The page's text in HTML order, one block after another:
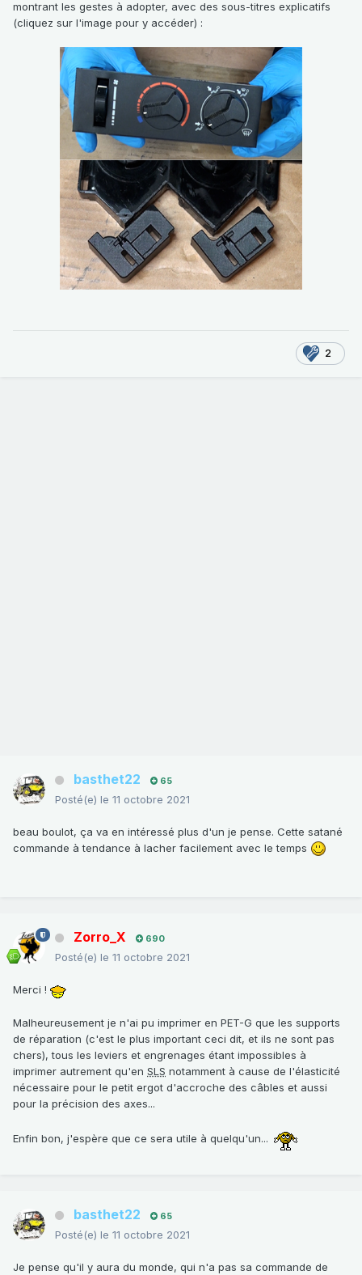
montrant les gestes à adopter, avec des sous-titres explicatifs
(cliquez sur l'image pour y accéder) :
2
basthet22 65
Posté(e) le 11 octobre 2021
beau boulot, ça va en intéressé plus d'un je pense. Cette satané
commande à tendance à lacher facilement avec le temps
Zorro_X 690
Posté(e) le 11 octobre 2021
Merci !
Malheureusement je n'ai pu imprimer en PET-G que les supports
de réparation (c'est le plus important ceci dit, et ils ne sont pas
chers), tous les leviers et engrenages étant impossibles à
imprimer autrement qu'en SLS notamment à cause de l'élasticité
nécessaire pour le petit ergot d'accroche des câbles et aussi
pour la précision des axes...
Enfin bon, j'espère que ce sera utile à quelqu'un...
basthet22 65
Posté(e) le 11 octobre 2021
Je pense qu'il y aura du monde, qui n'a pas sa commande de